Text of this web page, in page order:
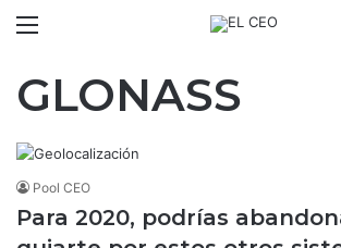
GLONASS
Pool CEO
Para 2020, podrías